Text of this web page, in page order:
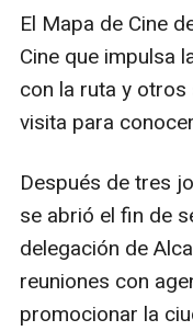
El Mapa de Cine
Cine que impulsa
con la ruta y
visita para
Después de tres
se abrió el fin de
delegación de
reuniones con
promocionar la